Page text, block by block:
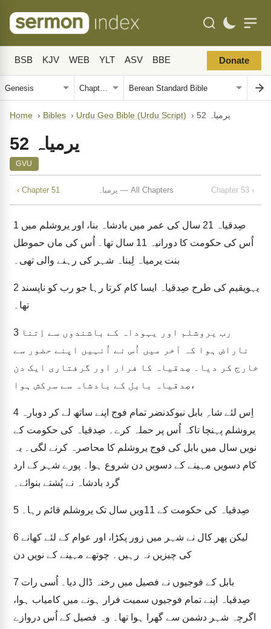
BSB KJV WEB YLT ASV BBE Donate
Home › Bibles › Urdu Geo Bible (Urdu Script) › یرمیاہ 52
یرمیاہ 52
GVU
‹ Chapter 51 یرمیاہ — All Chapters Chapter 53 ›
1
اُس کی حکومت کا دورانیہ 11 سال تھا۔ اُس کی ماں حموطل
بنت یرمیاہ لِبناہ شہر کی رہنے والی تھی۔
2
تھا۔
3
ناراض ہوا کہ آخر میں اُس نے اُنہیں اپنے حضور سے
خارج کر دیا۔ صِدقیاہ کا فرار اور گرفتاری ایک دن
صِدقیاہ بابل کے بادشاہ سے سرکش ہوا،
4
یروشلم پہنچا تاکہ اُس پر حملہ کرے۔ صِدقیاہ کی حکومت کے
نویں سال میں بابل کی فوج یروشلم کا محاصرہ کرنے لگی۔ یہ
کام دسویں مہینے کے دسویں دن شروع ہوا۔ پورے شہر کے ارد
گرد بادشاہ نے پُشتے بنوائے۔
5 صِدقیاہ کی حکومت کے 11ویں سال تک یروشلم قائم رہا۔
6
کی چیزیں نہ رہیں۔ چوتھے مہینے کے نویں دن
7
صِدقیاہ اپنے تمام فوجیوں سمیت فرار ہونے میں کامیاب ہوا،
اگرچہ شہر دشمن سے گھرا ہوا تھا۔ وہ فصیل کے اُس دروازے